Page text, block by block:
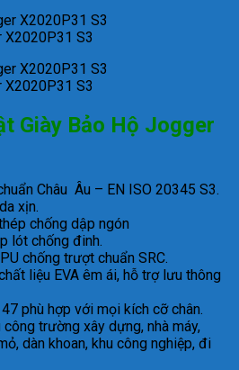
X2020P31 S3
X2020P31 S3
Giày Bảo Hộ Jogger
Châu Âu – EN ISO 20345 S3.
xịn.
chống dập ngón
lót chống đinh.
chống trượt chuẩn SRC.
liệu EVA êm ái, hỗ trợ lưu thông
phù hợp với mọi kích cỡ chân.
trường xây dựng, nhà máy,
dàn khoan, khu công nghiệp, đi